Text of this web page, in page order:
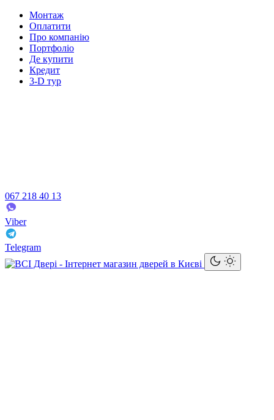
Монтаж
Оплатити
Про компанію
Портфоліо
Де купити
Кредит
3-D тур
067 218 40 13
Viber
Telegram